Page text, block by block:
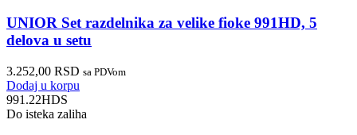
UNIOR Set razdelnika za velike fioke 991HD, 5
delova u setu
3.252,00 RSD sa PDVom
Dodaj u korpu
991.22HDS
Do isteka zaliha